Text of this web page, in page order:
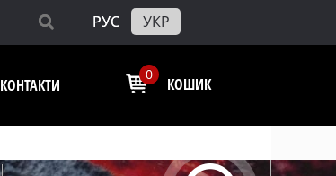
РУС УКР
КОНТАКТИ
0
КОШИК